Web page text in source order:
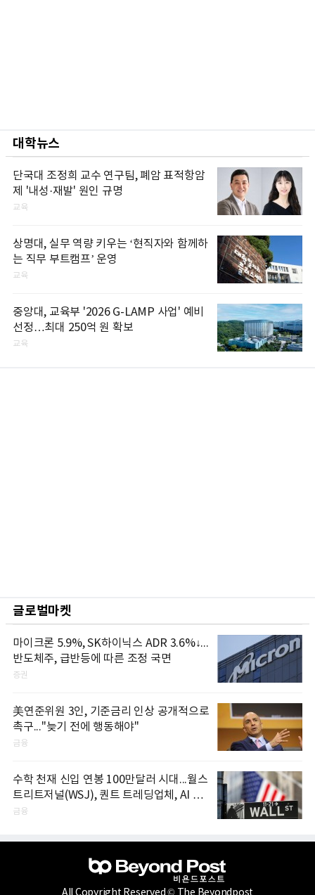
대학뉴스
단국대 조정희 교수 연구팀, 폐암 표적항암
제 '내성·재발' 원인 규명
교육
상명대, 실무 역량 키우는 ‘현직자와 함께하
는 직무 부트캠프’ 운영
교육
중앙대, 교육부 '2026 G-LAMP 사업' 예비
선정…최대 250억 원 확보
교육
글로벌마켓
마이크론 5.9%, SK하이닉스 ADR 3.6%↓...
반도체주, 급반등에 따른 조정 국면
증권
美연준위원 3인, 기준금리 인상 공개적으로
촉구..."늦기 전에 행동해야"
금융
수학 천재 신입 연봉 100만달러 시대...월스
트리트저널(WSJ), 퀀트 트레딩업체, AI 기
업들 인재 확보 경쟁
금융